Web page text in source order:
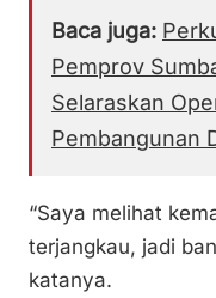
Baca juga:
Pemprov
Selaraskan
Pembangunan
“Saya melihat
terjangkau, jadi
katanya.